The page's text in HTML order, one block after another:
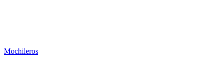
Mochileros